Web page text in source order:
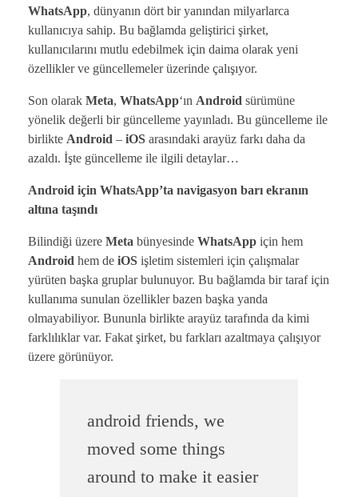
WhatsApp, dünyanın dört bir yanından milyarlarca
kullanıcıya sahip. Bu bağlamda geliştirici şirket,
kullanıcılarını mutlu edebilmek için daima olarak yeni
özellikler ve güncellemeler üzerinde çalışıyor.
Son olarak Meta, WhatsApp‘ın Android sürümüne
yönelik değerli bir güncelleme yayınladı. Bu güncelleme ile
birlikte Android – iOS arasındaki arayüz farkı daha da
azaldı. İşte güncelleme ile ilgili detaylar…
Android için WhatsApp’ta navigasyon barı ekranın
altına taşındı
Bilindiği üzere Meta bünyesinde WhatsApp için hem
Android hem de iOS işletim sistemleri için çalışmalar
yürüten başka gruplar bulunuyor. Bu bağlamda bir taraf için
kullanıma sunulan özellikler bazen başka yanda
olmayabiliyor. Bununla birlikte arayüz tarafında da kimi
farklılıklar var. Fakat şirket, bu farkları azaltmaya çalışıyor
üzere görünüyor.
android friends, we
moved some things
around to make it easier